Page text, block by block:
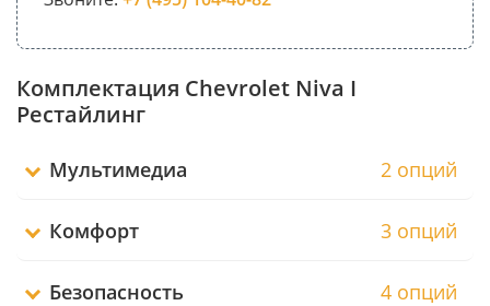
Комплектация Chevrolet Niva I
Рестайлинг
Мультимедиа 2 опций
Комфорт 3 опций
Безопасность 4 опций